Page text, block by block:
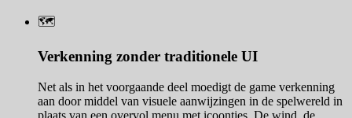
🗺️
Verkenning zonder traditionele UI
Net als in het voorgaande deel moedigt de game verkenning
aan door middel van visuele aanwijzingen in de spelwereld in